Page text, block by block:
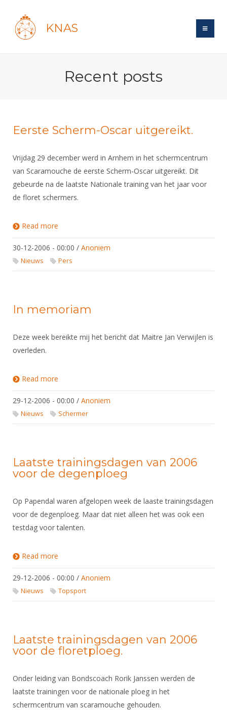
KNAS
Forums
Maandelijks archief
Website
Gebruiksvoorwaarden
Handleiding
Lidmaatschap
Tarieven
Reglementen
Organisatie
Commissies
Leden van Verdiensten
Bondsbureau
Contact
Medewerkers
Samenwerking
Alle Verenigingen
Nieuws
Witte Vlekkenplan
Oprichting Vereniging
Recreatiesport
Lichtzwaardschermen
Wedstrijdsport
Inschrijven
Schermpaspoort
Rolstoelschermen
KNAS Keurmerk
NK's
JPT
Wedstrijdorganisatie
Nieuws
Aanvragen van scheidsrechters
Import inschrijvingen uit Nahouw
NK organiseren
Geschiedenis van het schermen
Nieuws
NK's
DBT
FBT
SBT
Atletencommissie
Internationale Titeltoernooien
Voor de jeugd
Spreekbeurtpakket
Jeugdkampen
Brassardsysteem
Voor coaches en leraren
Nationale opleidingen
Voor scheidsrechters
Nieuws
Opleidingen
Archief
Infotheek
Touché
Forums
Forums
Nieuws
Zoek Vereniging
NK organiseren
Recent posts
Eerste Scherm-Oscar uitgereikt.
Vrijdag 29 december werd in Arnhem in het schermcentrum
van Scaramouche de eerste Scherm-Oscar uitgereikt. Dit
gebeurde na de laatste Nationale training van het jaar voor
de floret schermers.
Read more
30-12-2006 - 00:00 / Anoniem
Nieuws Pers
In memoriam
Deze week bereikte mij het bericht dat Maitre Jan Verwijlen is
overleden.
Read more
29-12-2006 - 00:00 / Anoniem
Nieuws Schermer
Laatste trainingsdagen van 2006
voor de degenploeg
Op Papendal waren afgelopen week de laaste trainingsdagen
voor de degenploeg. Maar dat niet alleen het was ook een
testdag voor talenten.
Read more
29-12-2006 - 00:00 / Anoniem
Nieuws Topsport
Laatste trainingsdagen van 2006
voor de floretploeg.
Onder leiding van Bondscoach Rorik Janssen werden de
laatste trainingen voor de nationale ploeg in het
schermcentrum van scaramouche gehouden.